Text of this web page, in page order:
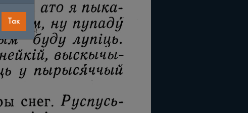
Так